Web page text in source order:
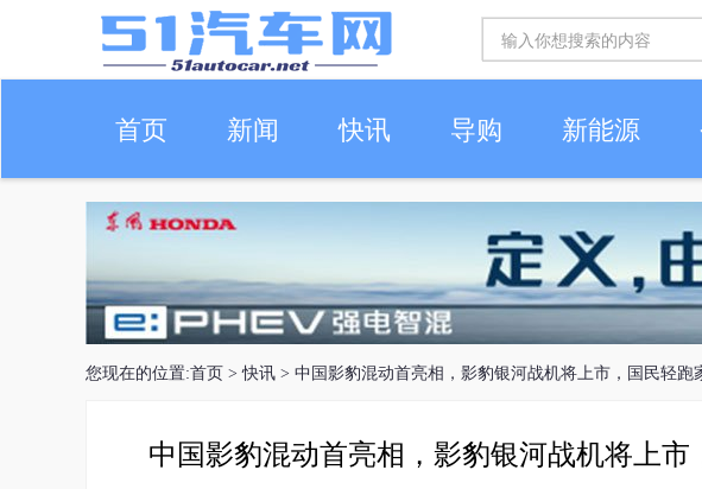
首页 新闻 快讯 导购 新能源
车生活
您现在的位置:首页 >快讯 > 中国影豹混动首亮相，影豹银河战机将上市，国民轻跑
中国影豹混动首亮相，影豹银河战机将上